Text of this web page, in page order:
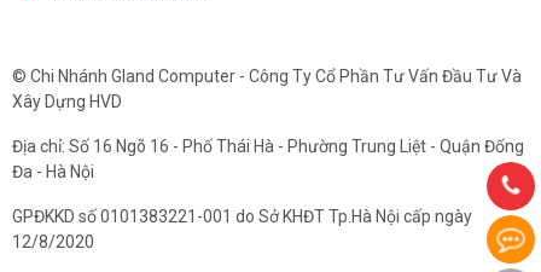
© Chi Nhánh Gland Computer - Công Ty Cổ Phần Tư Vấn Đầu Tư Và
Xây Dựng HVD
Địa chỉ: Số 16 Ngõ 16 - Phố Thái Hà - Phường Trung Liệt - Quận Đống
Đa - Hà Nội
GPĐKKD số 0101383221-001 do Sở KHĐT Tp.Hà Nội cấp ngày
12/8/2020